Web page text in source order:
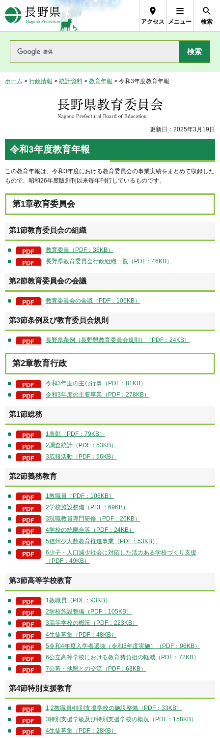
長野県Nagano Prefecture
アクセス メニュー 検索
ホーム > 行政情報 > 統計資料 > 教育年報 > 令和3年度教育年報
長野県教育委員会
更新日：2025年3月19日
令和3年度教育年報
この教育年報は、令和3年度における教育委員会の事業実績をまとめて収録した
もので、昭和26年度版創刊以来毎年刊行しているものです。
第1章教育委員会
第1節教育委員会の組織
教育委員（PDF：36KB）
長野県教育委員会行政組織一覧（PDF：46KB）
第2節教育委員会の会議
教育委員会の会議（PDF：106KB）
第3節条例及び教育委員会規則
長野県条例（長野県教育委員会規則）（PDF：24KB）
第2章教育行政
令和3年度の主な行事（PDF：81KB）
令和3年度の主要事業（PDF：278KB）
第1節総務
1表彰（PDF：79KB）
2調査統計（PDF：53KB）
3広報活動（PDF：56KB）
第2節義務教育
1教職員（PDF：106KB）
2学校施設整備（PDF：69KB）
3現職教員専門研修（PDF：26KB）
4学校の統廃合等（PDF：24KB）
5信州少人数教育推進事業（PDF：53KB）
6少子・人口減少社会に対応した活力ある学校づくり支援
（PDF：49KB）
第3節高等学校教育
1教職員（PDF：93KB）
2学校施設整備（PDF：105KB）
3高等学校の概況（PDF：223KB）
4生徒募集（PDF：48KB）
5令和4年度入学者選抜（令和3年度実施）（PDF：96KB）
6公立高等学校における教育費負担の軽減（PDF：72KB）
7公募・他県との交流（PDF：63KB）
第4節特別支援教育
1,2教職員/特別支援学校の施設整備（PDF：33KB）
3特別支援学級及び特別支援学校の概況（PDF：158KB）
4生徒募集（PDF：28KB）